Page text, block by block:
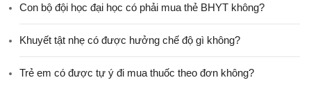
Con bộ đội học đại học có phải mua thẻ BHYT không?
Khuyết tật nhẹ có được hưởng chế độ gì không?
Trẻ em có được tự ý đi mua thuốc theo đơn không?